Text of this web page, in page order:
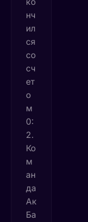
нч
ил
ся
со
сч
ет
о
м
0:
2.
Ко
м
ан
да
Ак
Ба